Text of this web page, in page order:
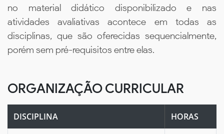
no material didático disponibilizado e nas
atividades avaliativas acontece em todas as
disciplinas, que são oferecidas sequencialmente,
porém sem pré-requisitos entre elas.
ORGANIZAÇÃO CURRICULAR
DISCIPLINA HORAS